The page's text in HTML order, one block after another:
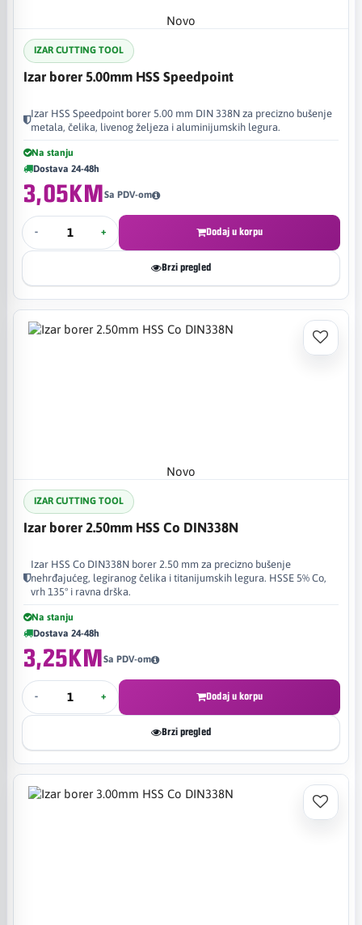
Novo
IZAR CUTTING TOOL
Izar borer 5.00mm HSS Speedpoint
Izar HSS Speedpoint borer 5.00 mm DIN 338N za precizno bušenje
metala, čelika, livenog željeza i aluminijumskih legura.
Na stanju
Dostava 24-48h
3,05KMSa PDV-om
- + Dodaj u korpu
Brzi pregled
Novo
IZAR CUTTING TOOL
Izar borer 2.50mm HSS Co DIN338N
Izar HSS Co DIN338N borer 2.50 mm za precizno bušenje
nehrđajućeg, legiranog čelika i titanijumskih legura. HSSE 5% Co,
vrh 135° i ravna drška.
Na stanju
Dostava 24-48h
3,25KMSa PDV-om
- + Dodaj u korpu
Brzi pregled